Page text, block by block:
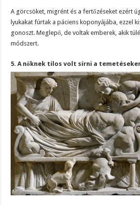
A görcsöket, migrént és a fertőzéseket ezért
lyukakat fúrtak a páciens koponyájába, ezzel
gonoszt. Meglepő, de voltak emberek, akik
módszert.
5. A nőknek tilos volt sírni a